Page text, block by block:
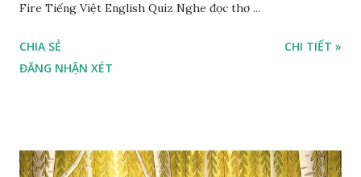
Fire Tiếng Việt English Quiz Nghe đọc thơ ...
CHIA SẺ
ĐĂNG NHẬN XÉT
CHI TIẾT »